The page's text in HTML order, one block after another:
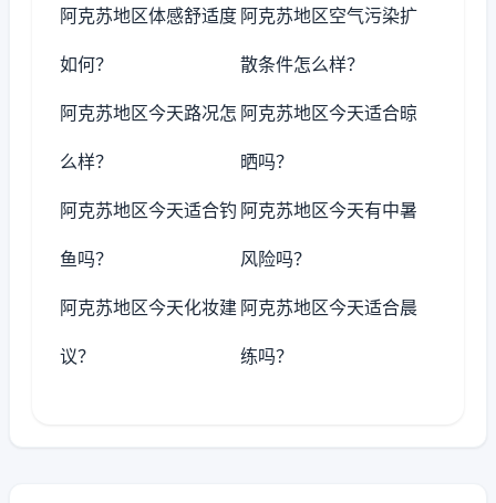
阿克苏地区体感舒适度
如何？
阿克苏地区空气污染扩
散条件怎么样？
阿克苏地区今天路况怎
么样？
阿克苏地区今天适合晾
晒吗？
阿克苏地区今天适合钓
鱼吗？
阿克苏地区今天有中暑
风险吗？
阿克苏地区今天化妆建
议？
阿克苏地区今天适合晨
练吗？